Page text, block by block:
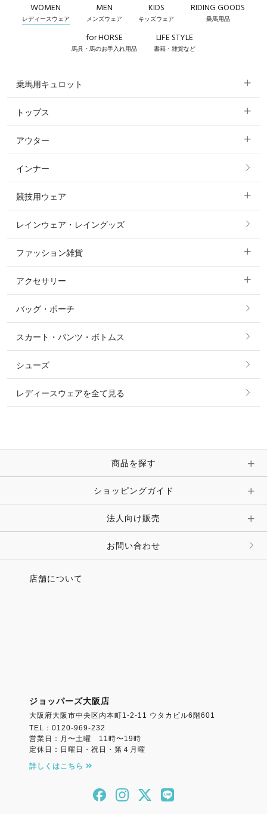
WOMEN
レディースウェア
MEN
メンズウェア
KIDS
キッズウェア
RIDING GOODS
乗馬用品
for HORSE
馬具・馬のお手入れ用品
LIFE STYLE
書籍・雑貨など
乗馬用キュロット
すべてのキュロット
フルグリップ・尻革 キュロット
ニーグリップ・膝革 キュロット
トップス
すべてのトップス
ポロシャツ
カットソー・Tシャツ・タンクトップ
ニット・セーター
シャツ・ブラウス・ワンピース
アウター
すべてのアウター
コート
ジャケット・ブルゾン
インナー
競技用ウェア
すべての競技用ウェア
ショージャケット
ショーシャツ
レインウェア・レイングッズ
ファッション雑貨
すべてのファッション雑貨
ソックス
ベルト
時計・財布・キーケース・革小物
キーホルダー・チャーム・ストラップ
アクセサリー
すべてのアクセサリー
リング
ピアス・イヤリング
ピン・ブローチ・コサージュ
その他 アクセサリー
バッグ・ポーチ
スカート・パンツ・ボトムス
シューズ
レディースウェアを全て見る
商品を探す
ショッピングガイド
法人向け販売
お問い合わせ
店舗について
ジョッパーズ大阪店
大阪府大阪市中央区内本町1-2-11 ウタカビル6階601
TEL：0120-969-232
営業日：月〜土曜 11時〜19時
定休日：日曜日・祝日・第４月曜
詳しくはこちら